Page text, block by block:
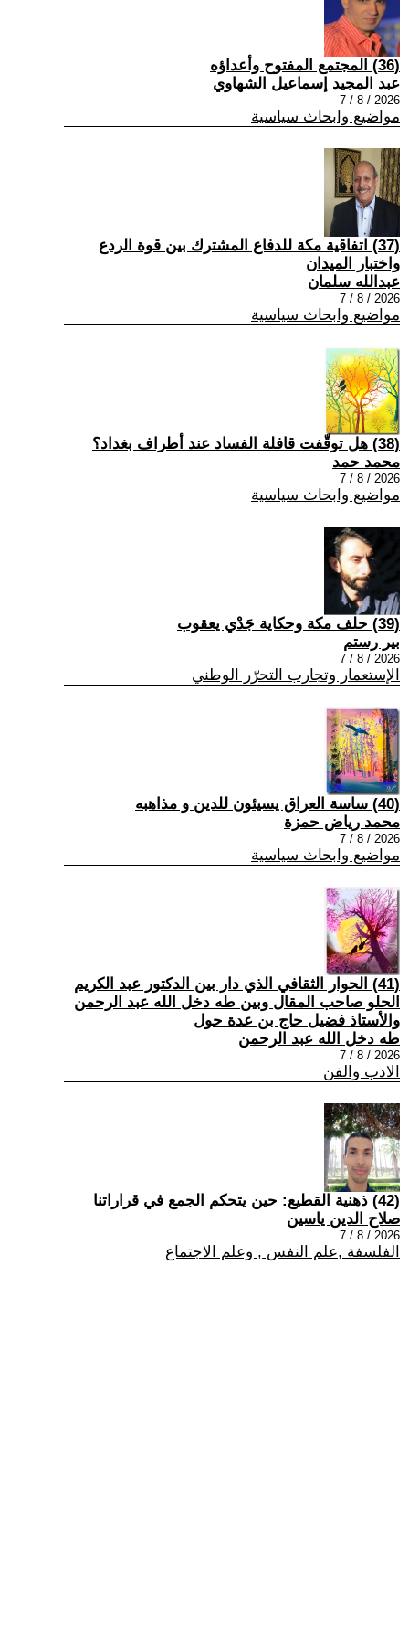
(36) المجتمع المفتوح وأعداؤه
عبد المجيد إسماعيل الشهاوي
2026 / 8 / 7
مواضيع وابحاث سياسية
(37) اتفاقية مكة للدفاع المشترك بين قوة الردع
واختبار الميدان
عبدالله سلمان
2026 / 8 / 7
مواضيع وابحاث سياسية
(38) هل توقّفت قافلة الفساد عند أطراف بغداد؟
محمد حمد
2026 / 8 / 7
مواضيع وابحاث سياسية
(39) حلف مكة وحكاية جَدْي يعقوب
بير رستم
2026 / 8 / 7
الإستعمار وتجارب التحرّر الوطني
(40) ساسة العراق يسيئون للدين و مذاهبه
محمد رياض حمزة
2026 / 8 / 7
مواضيع وابحاث سياسية
(41) الحوار الثقافي الذي دار بين الدكتور عبد الكريم
الحلو صاحب المقال وبين طه دخل الله عبد الرحمن
والأستاذ فضيل حاج بن عدة حول
طه دخل الله عبد الرحمن
2026 / 8 / 7
الادب والفن
(42) ذهنية القطيع: حين يتحكم الجمع في قراراتنا
صلاح الدين ياسين
2026 / 8 / 7
الفلسفة ,علم النفس , وعلم الاجتماع